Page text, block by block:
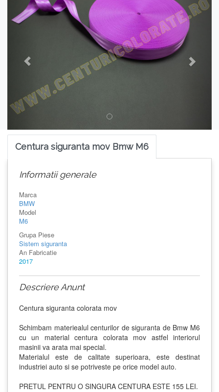
Centura siguranta mov Bmw M6
Informatii generale
Marca
BMW
Model
M6
Grupa Piese
Sistem siguranta
An Fabricatie
2017
Descriere Anunt
Centura siguranta colorata mov
Schimbam materiealul centurilor de siguranta de Bmw M6
cu un material centura colorata mov astfel interiorul
masinii va arata mai special.
Materialul este de calitate superioara, este destinat
industriei auto si se potriveste pe orice model auto.
PRETUL PENTRU O SINGURA CENTURA ESTE 155 LEI.